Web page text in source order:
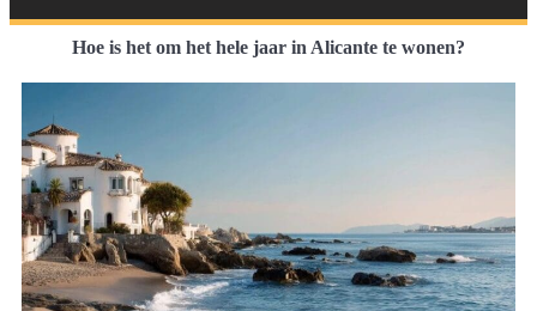
Hoe is het om het hele jaar in Alicante te wonen?